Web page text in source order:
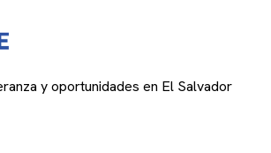
y oportunidades en El Salvador